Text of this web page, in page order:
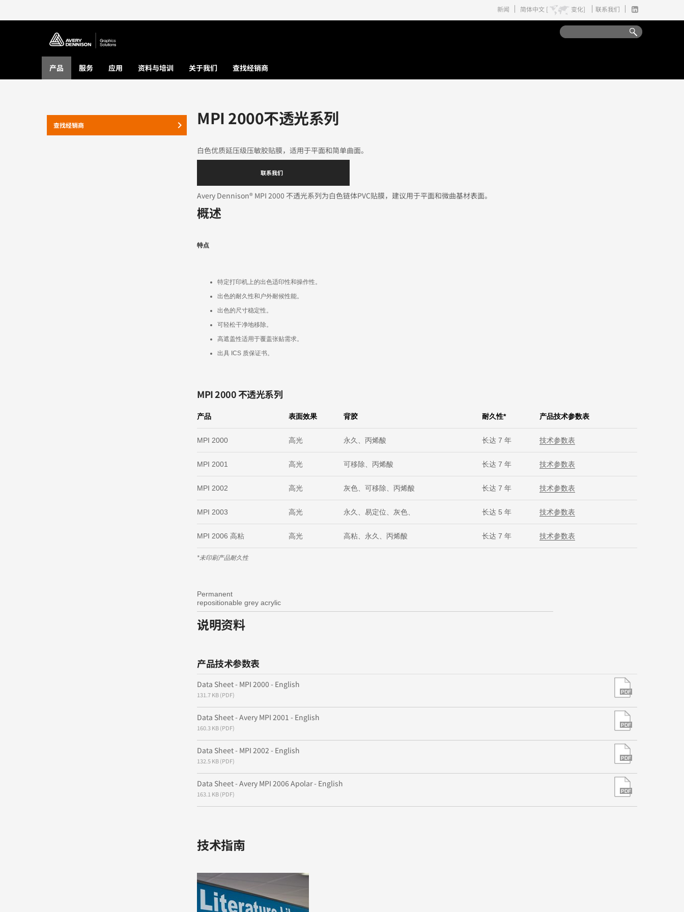
新闻 简体中文 [ 变化] 联系我们
产品 服务 应用 资料与培训 关于我们 查找经销商
MPI 2000不透光系列
白色优质延压级压敏胶贴膜，适用于平面和简单曲面。
联系我们
Avery Dennison® MPI 2000 不透光系列为白色链体PVC贴膜，建议用于平面和微曲基材表面。
概述
特点
特定打印机上的出色适印性和操作性。
出色的耐久性和户外耐候性能。
出色的尺寸稳定性。
可轻松干净地移除。
高遮盖性适用于覆盖张贴需求。
出具 ICS 质保证书。
MPI 2000 不透光系列
产品 表面效果 背胶 耐久性* 产品技术参数表
MPI 2000 高光 永久、丙烯酸 长达 7 年 技术参数表
MPI 2001 高光 可移除、丙烯酸 长达 7 年 技术参数表
MPI 2002 高光 灰色、可移除、丙烯酸 长达 7 年 技术参数表
MPI 2003 高光 永久、易定位、灰色、 长达 5 年 技术参数表
MPI 2006 高粘 高光 高粘、永久、丙烯酸 长达 7 年 技术参数表
*未印刷产品耐久性
Permanent
repositionable grey acrylic
说明资料
产品技术参数表
Data Sheet - MPI 2000 - English
131.7 KB (PDF)
Data Sheet - Avery MPI 2001 - English
160.3 KB (PDF)
Data Sheet - MPI 2002 - English
132.5 KB (PDF)
Data Sheet - Avery MPI 2006 Apolar - English
163.1 KB (PDF)
技术指南
查找经销商 keyboard_arrow_right